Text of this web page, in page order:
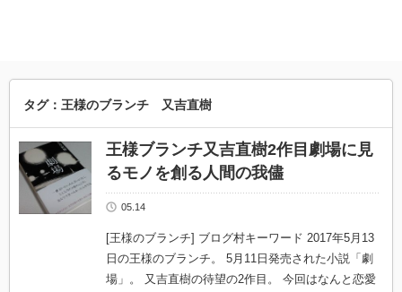
タグ：王様のブランチ 又吉直樹
王様ブランチ又吉直樹2作目劇場に見
るモノを創る人間の我儘
05.14
[王様のブランチ] ブログ村キーワード 2017年5月13
日の王様のブランチ。 5月11日発売された小説「劇
場」。 又吉直樹の待望の2作目。 今回はなんと恋愛